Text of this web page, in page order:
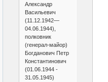
Александр
Васильевич
(11.12.1942—
04.06.1944),
полковник
(генерал-майор)
Богданович Петр
Константинович
(01.06.1944 -
31.05.1945)